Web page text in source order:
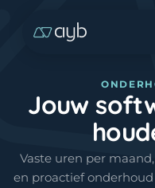
Jouw
Vaste uren per
en proactief